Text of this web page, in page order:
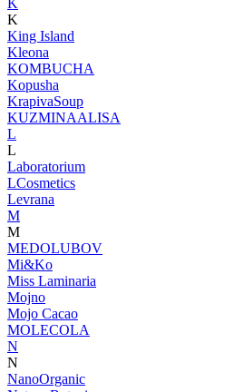
K
K
King Island
Kleona
KOMBUCHA
Kopusha
KrapivaSoup
KUZMINAALISA
L
L
Laboratorium
LCosmetics
Levrana
M
M
MEDOLUBOV
Mi&Ko
Miss Laminaria
Mojno
Mojo Cacao
MOLECOLA
N
N
NanoOrganic